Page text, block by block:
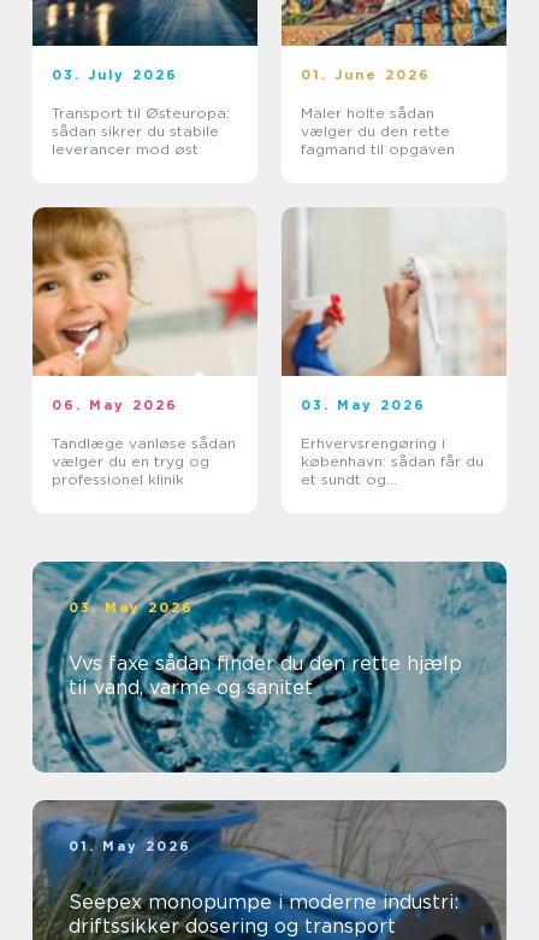
03. July 2026
Transport til Østeuropa:
sådan sikrer du stabile
leverancer mod øst
01. June 2026
Maler holte sådan
vælger du den rette
fagmand til opgaven
06. May 2026
Tandlæge vanløse sådan
vælger du en tryg og
professionel klinik
03. May 2026
Erhvervsrengøring i
københavn: sådan får du
et sundt og
03. May 2026
Vvs faxe sådan finder du den rette hjælp
til vand, varme og sanitet
01. May 2026
Seepex monopumpe i moderne industri:
driftssikker dosering og transport